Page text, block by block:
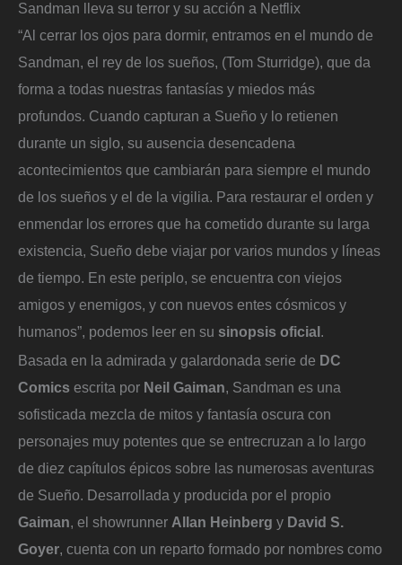
Sandman lleva su terror y su acción a Netflix
“Al cerrar los ojos para dormir, entramos en el mundo de
Sandman, el rey de los sueños, (Tom Sturridge), que da
forma a todas nuestras fantasías y miedos más
profundos. Cuando capturan a Sueño y lo retienen
durante un siglo, su ausencia desencadena
acontecimientos que cambiarán para siempre el mundo
de los sueños y el de la vigilia. Para restaurar el orden y
enmendar los errores que ha cometido durante su larga
existencia, Sueño debe viajar por varios mundos y líneas
de tiempo. En este periplo, se encuentra con viejos
amigos y enemigos, y con nuevos entes cósmicos y
humanos”, podemos leer en su sinopsis oficial .
Basada en la admirada y galardonada serie de DC
Comics escrita por Neil Gaiman, Sandman es una
sofisticada mezcla de mitos y fantasía oscura con
personajes muy potentes que se entrecruzan a lo largo
de diez capítulos épicos sobre las numerosas aventuras
de Sueño. Desarrollada y producida por el propio
Gaiman, el showrunner Allan Heinberg y David S.
Goyer, cuenta con un reparto formado por nombres como